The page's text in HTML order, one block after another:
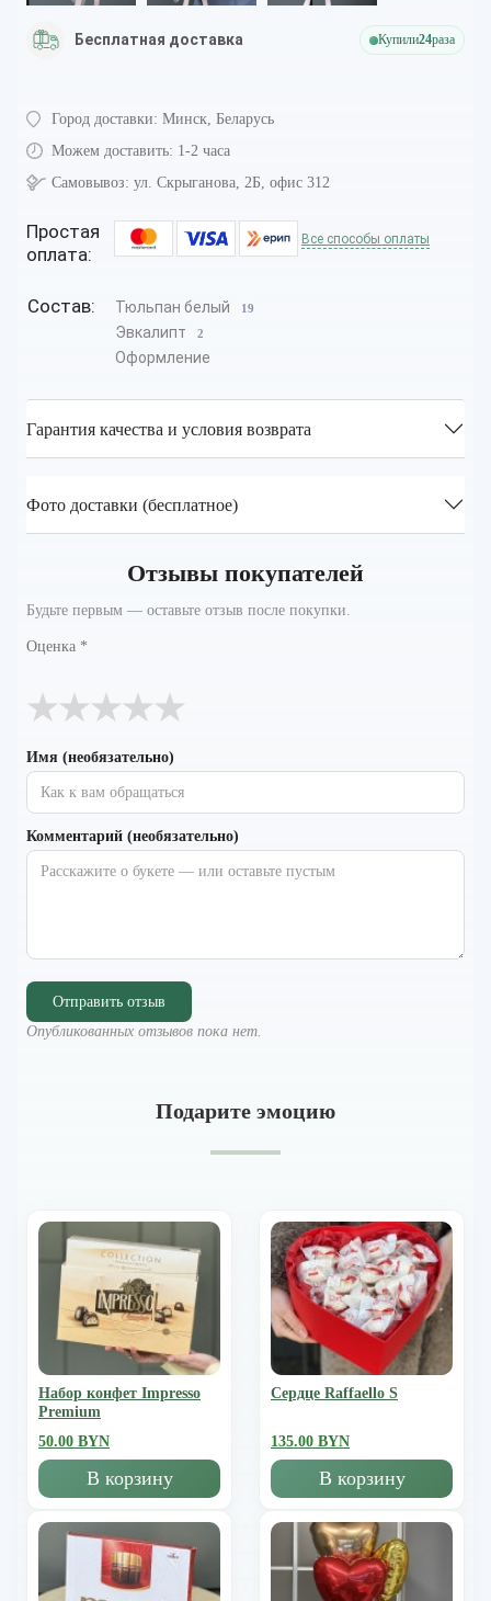
Бесплатная доставка Купили24раза
Город доставки: Минск, Беларусь
Можем доставить: 1-2 часа
Самовывоз: ул. Скрыганова, 2Б, офис 312
Простая
оплата:
Все способы оплаты
Состав: Тюльпан белый 19
Эвкалипт 2
Оформление
Гарантия качества и условия возврата
Фото доставки (бесплатное)
Отзывы покупателей
Будьте первым — оставьте отзыв после покупки.
Оценка *
★
★
★
★
★
Имя (необязательно)
Комментарий (необязательно)
Отправить отзыв
Опубликованных отзывов пока нет.
Подарите эмоцию
Набор конфет Impresso
Premium
50.00 BYN
В корзину
Сердце Raffaello S
135.00 BYN
В корзину